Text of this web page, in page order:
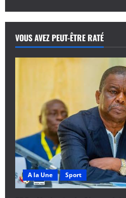
i
g
a
n
d
’
VOUS AVEZ PEUT-ÊTRE RATÉ
A la Une Sport